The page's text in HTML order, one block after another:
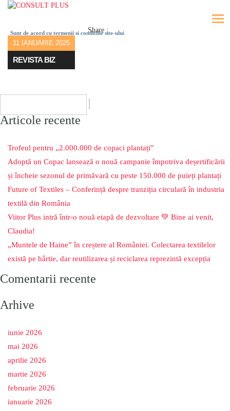
11 IANUARIE 2025
REVISTA BIZ
Share :
Articole recente
Trofeul pentru „2.000.000 de copaci plantați”
Adoptă un Copac lansează o nouă campanie împotriva deșertificării
și încheie sezonul de primăvară cu peste 150.000 de puieți plantați
Future of Textiles – Conferință despre tranziția circulară în industria
textilă din România
Viitor Plus intră într-o nouă etapă de dezvoltare 💚 Bine ai venit,
Claudia!
„Muntele de Haine” în creștere al României. Colectarea textilelor
există pe hârtie, dar reutilizarea și reciclarea reprezintă excepția
Comentarii recente
Arhive
iunie 2026
mai 2026
aprilie 2026
martie 2026
februarie 2026
ianuarie 2026
Sunt de acord cu termenii si conditiile site-ului